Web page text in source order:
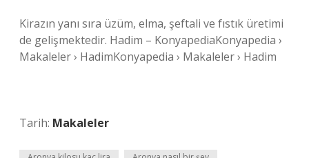
Kirazın yanı sıra üzüm, elma, şeftali ve fıstık üretimi
de gelişmektedir. Hadim – KonyapediaKonyapedia ›
Makaleler › HadimKonyapedia › Makaleler › Hadim
Tarih: Makaleler